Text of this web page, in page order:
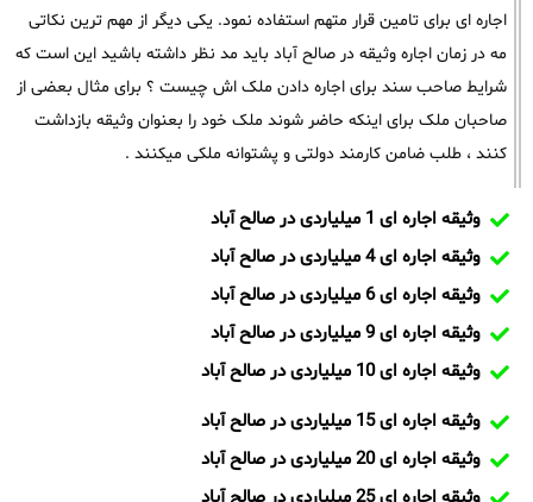
اجاره ای برای تامین قرار متهم استفاده نمود. یکی دیگر از مهم ترین نکاتی
مه در زمان اجاره وثیقه در صالح آباد باید مد نظر داشته باشید این است که
شرایط صاحب سند برای اجاره دادن ملک اش چیست ؟ برای مثال بعضی از
صاحبان ملک برای اینکه حاضر شوند ملک خود را بعنوان وثیقه بازداشت
کنند ، طلب ضامن کارمند دولتی و پشتوانه ملکی میکنند .
وثیقه اجاره ای 1 میلیاردی در صالح آباد
وثیقه اجاره ای 4 میلیاردی در صالح آباد
وثیقه اجاره ای 6 میلیاردی در صالح آباد
وثیقه اجاره ای 9 میلیاردی در صالح آباد
وثیقه اجاره ای 10 میلیاردی در صالح آباد
وثیقه اجاره ای 15 میلیاردی در صالح آباد
وثیقه اجاره ای 20 میلیاردی در صالح آباد